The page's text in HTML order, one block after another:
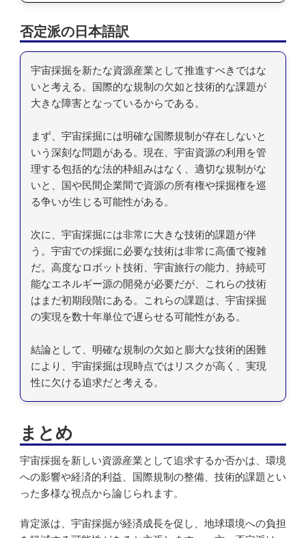
否定派の日本語訳
宇宙採掘を新たな資源産業として推進すべきではな
いと考える。国際的な規制の欠如と技術的な課題が
大きな障害となっているからである。
まず、宇宙採掘には明確な国際規制が存在しないと
いう深刻な問題がある。現在、宇宙資源の利用を管
理する包括的な法的枠組みはなく、適切な規制がな
いと、国や民間企業間で資源の所有権や採掘権を巡
る争いが生じる可能性がある。
次に、宇宙採掘には非常に大きな技術的課題が伴
う。宇宙での採掘に必要な技術は非常に高価で複雑
だ。高度なロボット技術、宇宙旅行の能力、持続可
能なエネルギー源の開発が必要だが、これらの技術
はまだ初期段階にある。これらの課題は、宇宙採掘
の実現を数十年単位で遅らせる可能性がある。
結論として、明確な規制の欠如と膨大な技術的困難
により、宇宙採掘は現時点ではリスクが高く、実現
性に欠ける追求だと考える。
まとめ
宇宙採掘を新しい資源産業として追求するか否かは、環境
への影響や経済的利益、国際規制の整備、技術的課題とい
った多様な視点から論じられます。
肯定派は、宇宙採掘が経済成長を促し、地球環境への負担